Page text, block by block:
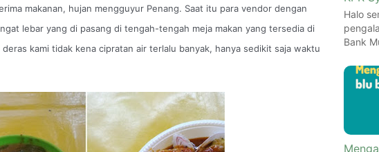
makanan, hujan mengguyur Penang. Saat itu para vendor dengan
lebar yang di pasang di tengah-tengah meja makan yang tersedia di
kami tidak kena cipratan air terlalu banyak, hanya sedikit saja waktu
Halo
Bank